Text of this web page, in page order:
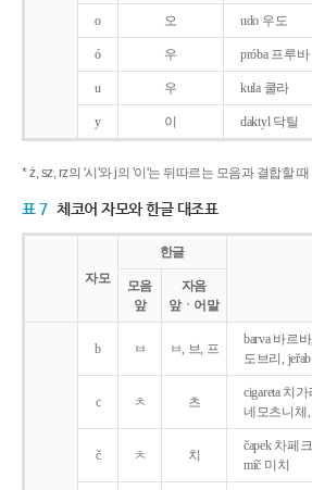
o 오 udo 우도
ó 우 próba 프루바
u 우 kula 쿨라
y 이 daktyl 닥틸
* ż, sz, rz의 '시'와 j의 '이'는 뒤따르는 모음과 결합할
표 7 체코어 자모와 한글 대조표
자모
한글
모음
앞
자음
앞ㆍ어말
b ㅂ ㅂ, 브, 프
barva 바르
도브리,
c ㅊ 츠
cigareta 치
네모츠니체,
č ㅊ 치
čapek 차페
míč 미치